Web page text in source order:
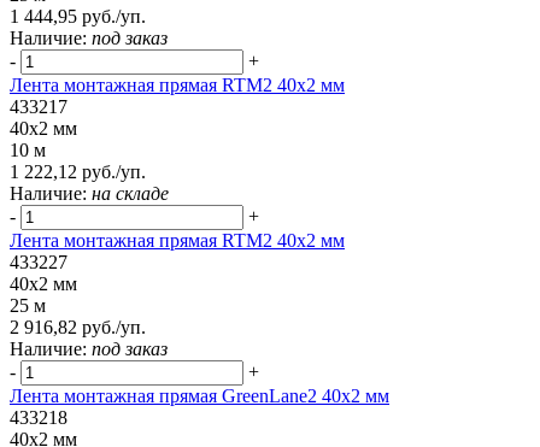
1 444,95 руб./уп.
Наличие: под заказ
-
+
Лента монтажная прямая RTM2 40x2 мм
433217
40x2 мм
10 м
1 222,12 руб./уп.
Наличие: на складе
-
+
Лента монтажная прямая RTM2 40x2 мм
433227
40x2 мм
25 м
2 916,82 руб./уп.
Наличие: под заказ
-
+
Лента монтажная прямая GreenLane2 40x2 мм
433218
40x2 мм